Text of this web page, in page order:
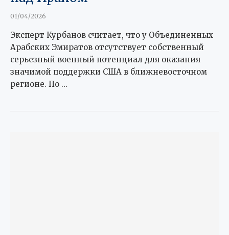
01/04/2026
Эксперт Курбанов считает, что у Объединенных
Арабских Эмиратов отсутствует собственный
серьезный военный потенциал для оказания
значимой поддержки США в ближневосточном
регионе. По …